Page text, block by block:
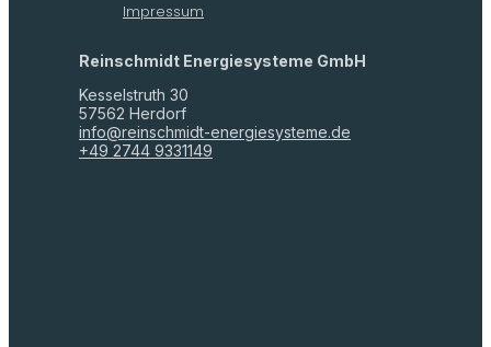
Impressum
Reinschmidt Energiesysteme GmbH
Kesselstruth 30
57562 Herdorf
info@reinschmidt-energiesysteme.de
+49 2744 9331149